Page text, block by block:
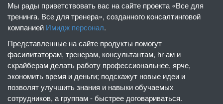
Мы рады приветствовать вас на сайте проекта «Все для
тренинга. Все для тренера», созданного консалтинговой
компанией Имидж персонал.
Представленные на сайте продукты помогут
фасилитаторам, тренерам, консультантам, hr-ам и
скрайберам делать работу профессиональнее, ярче,
экономить время и деньги; подскажут новые идеи и
позволят улучшить знания и навыки обучаемых
сотрудников, а группам - быстрее договариваться.